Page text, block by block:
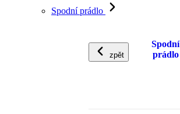
Spodní prádlo
zpět
Spodní
prádlo